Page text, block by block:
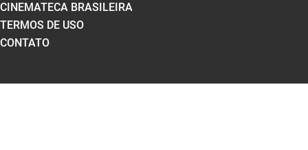
CINEMATECA BRASILEIRA
TERMOS DE USO
CONTATO